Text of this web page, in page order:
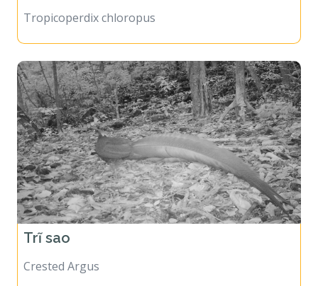
Tropicoperdix chloropus
Trĩ sao
Crested Argus